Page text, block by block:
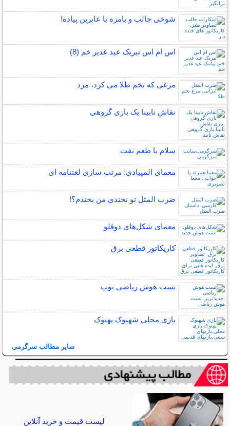
شوخی جالب و بامزه با عابرین پیاده!
اس ام اس تبریک عید غدیر خم (8)
مرغی که تخم طلا می کرد، مرد
نقاش نابینا یک بازی گروهی
سلام با طعم نفت
معمای المپیادی: مرتب سازی لغتنامه ای
ضرب المثل تو نخندی من بخندم؟!
معمای شکل‌های دوقلو
کاریکاتور قطعی برق
تست هوش ریاضی توپ
بازی محلی شهنوک پهنوک
سایر مطالب سرگرمی
لیست قیمت و خرید آنلاین